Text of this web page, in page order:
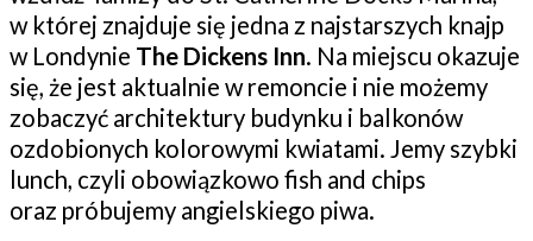
w której znajduje się jedna z najstarszych knajp
w Londynie The Dickens Inn. Na miejscu okazuje
się, że jest aktualnie w remoncie i nie możemy
zobaczyć architektury budynku i balkonów
ozdobionych kolorowymi kwiatami. Jemy szybki
lunch, czyli obowiązkowo fish and chips
oraz próbujemy angielskiego piwa.